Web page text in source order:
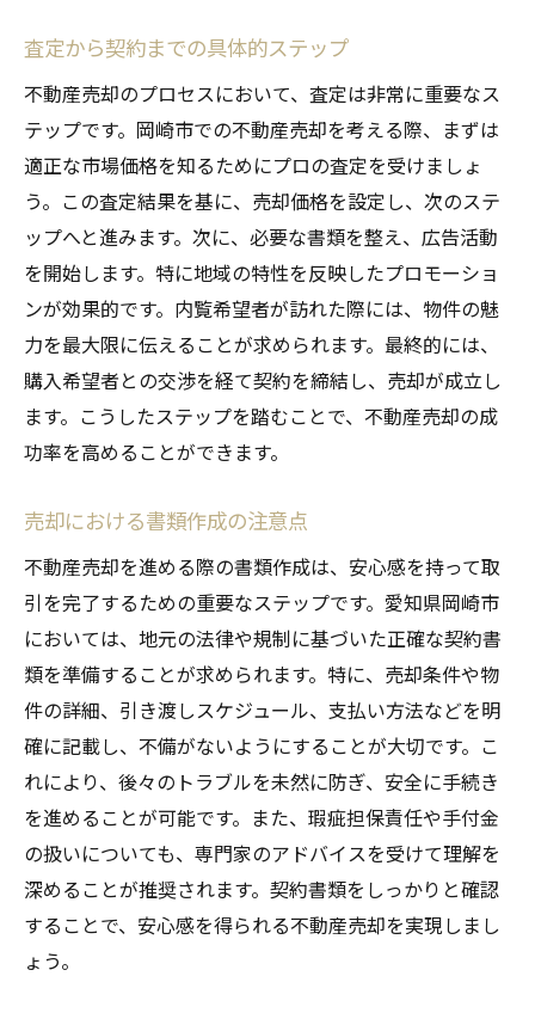
査定から契約までの具体的ステップ
不動産売却のプロセスにおいて、査定は非常に重要なス
テップです。岡崎市での不動産売却を考える際、まずは
適正な市場価格を知るためにプロの査定を受けましょ
う。この査定結果を基に、売却価格を設定し、次のステ
ップへと進みます。次に、必要な書類を整え、広告活動
を開始します。特に地域の特性を反映したプロモーショ
ンが効果的です。内覧希望者が訪れた際には、物件の魅
力を最大限に伝えることが求められます。最終的には、
購入希望者との交渉を経て契約を締結し、売却が成立し
ます。こうしたステップを踏むことで、不動産売却の成
功率を高めることができます。
売却における書類作成の注意点
不動産売却を進める際の書類作成は、安心感を持って取
引を完了するための重要なステップです。愛知県岡崎市
においては、地元の法律や規制に基づいた正確な契約書
類を準備することが求められます。特に、売却条件や物
件の詳細、引き渡しスケジュール、支払い方法などを明
確に記載し、不備がないようにすることが大切です。こ
れにより、後々のトラブルを未然に防ぎ、安全に手続き
を進めることが可能です。また、瑕疵担保責任や手付金
の扱いについても、専門家のアドバイスを受けて理解を
深めることが推奨されます。契約書類をしっかりと確認
することで、安心感を得られる不動産売却を実現しまし
ょう。